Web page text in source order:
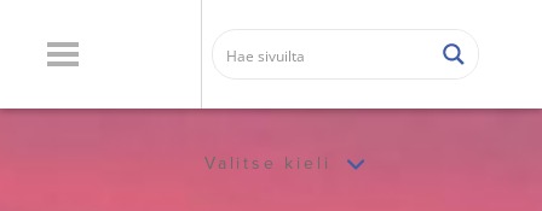
Valitse kieli